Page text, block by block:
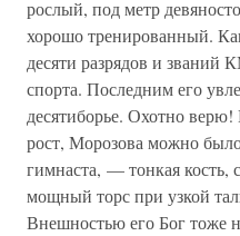
рослый, под метр
хорошо тренированный.
десяти разрядов и
спорта. Последним его
десятиборье. Охотно
рост, Морозова можно
гимнаста, — тонкая кость,
мощный торс при узкой
Внешностью его Бог тоже